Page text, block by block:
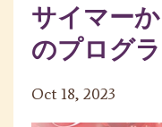
サイマー
のプログラ
Oct 18, 2023